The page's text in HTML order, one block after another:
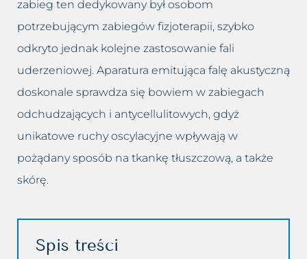
Przebarwienia
Rozstępy
Rozszerzone naczynka
Tłusta cera
Trądzik różowaty
Worki i cienie pod oczami
Odmładzanie biustu
Odmładzanie Twarzy
Peelingi chemiczne
Peeling kawitacyjny
Podnoszenie powiek lub brwi
Usuwanie blizn
zabieg ten dedykowany był osobom
potrzebującym zabiegów fizjoterapii, szybko
odkryto jednak kolejne zastosowanie fali
uderzeniowej. Aparatura emitująca falę akustyczną
doskonale sprawdza się bowiem w zabiegach
odchudzających i antycellulitowych, gdyż
unikatowe ruchy oscylacyjne wpływają w
pożądany sposób na tkankę tłuszczową, a także
skórę.
Spis treści